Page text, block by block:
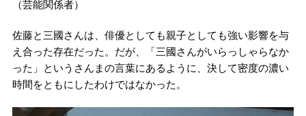
（芸能関係者）
佐藤と三國さんは、俳優としても親子としても強い影響を与
え合った存在だった。だが、「三國さんがいらっしゃらなか
った」というさんまの言葉にあるように、決して密度の濃い
時間をともにしたわけではなかった。